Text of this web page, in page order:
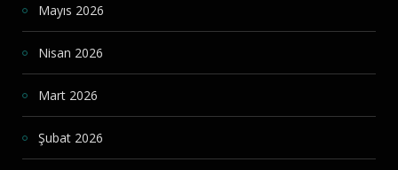
Mayıs 2026
Nisan 2026
Mart 2026
Şubat 2026